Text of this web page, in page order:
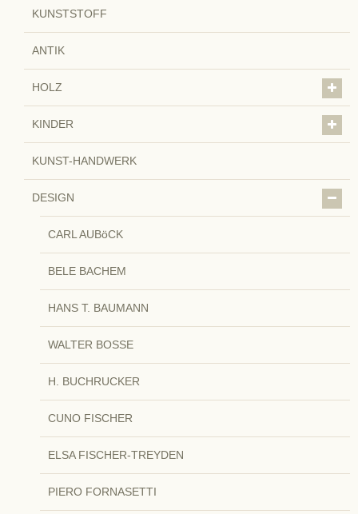
KUNSTSTOFF
ANTIK
HOLZ
KINDER
KUNST-HANDWERK
DESIGN
CARL AUBöCK
BELE BACHEM
HANS T. BAUMANN
WALTER BOSSE
H. BUCHRUCKER
CUNO FISCHER
ELSA FISCHER-TREYDEN
PIERO FORNASETTI